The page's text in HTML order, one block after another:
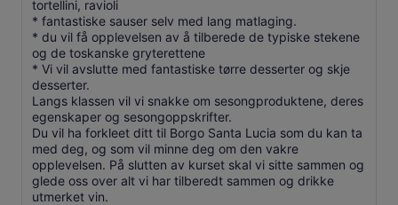
tortellini, ravioli
* fantastiske sauser selv med lang matlaging.
* du vil få opplevelsen av å tilberede de typiske stekene
og de toskanske gryterettene
* Vi vil avslutte med fantastiske tørre desserter og skje
desserter.
Langs klassen vil vi snakke om sesongproduktene, deres
egenskaper og sesongoppskrifter.
Du vil ha forkleet ditt til Borgo Santa Lucia som du kan ta
med deg, og som vil minne deg om den vakre
opplevelsen. På slutten av kurset skal vi sitte sammen og
glede oss over alt vi har tilberedt sammen og drikke
utmerket vin.